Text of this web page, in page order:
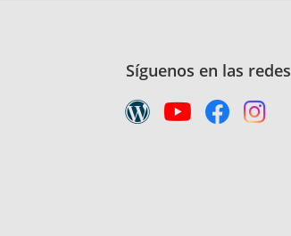
Síguenos en las redes